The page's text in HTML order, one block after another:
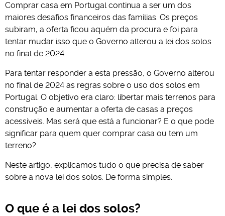
Comprar casa em Portugal continua a ser um dos
maiores desafios financeiros das famílias. Os preços
subiram, a oferta ficou aquém da procura e foi para
tentar mudar isso que o Governo alterou a lei dos solos
no final de 2024.
Para tentar responder a esta pressão, o Governo alterou
no final de 2024 as regras sobre o uso dos solos em
Portugal. O objetivo era claro: libertar mais terrenos para
construção e aumentar a oferta de casas a preços
acessíveis. Mas será que está a funcionar? E o que pode
significar para quem quer comprar casa ou tem um
terreno?
Neste artigo, explicamos tudo o que precisa de saber
sobre a nova lei dos solos. De forma simples.
O que é a lei dos solos?